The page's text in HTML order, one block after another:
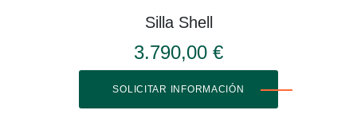
Silla Shell
3.790,00 €
SOLICITAR INFORMACIÓN